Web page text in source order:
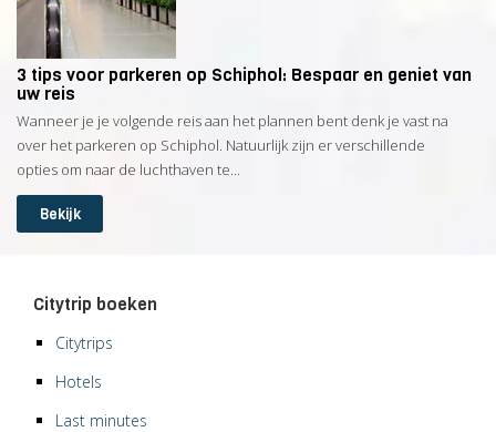
3 tips voor parkeren op Schiphol: Bespaar en geniet van
uw reis
Wanneer je je volgende reis aan het plannen bent denk je vast na
over het parkeren op Schiphol. Natuurlijk zijn er verschillende
opties om naar de luchthaven te...
Bekijk
Citytrip boeken
Citytrips
Hotels
Last minutes